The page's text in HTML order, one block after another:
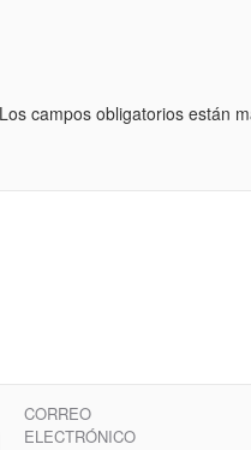
Los campos obligatorios están
CORREO
ELECTRÓNICO